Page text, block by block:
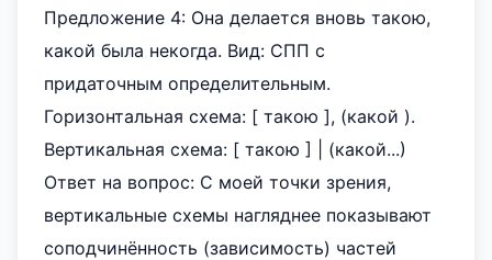
Предложение 4: Она делается вновь такою,
какой была некогда. Вид: СПП с
придаточным определительным.
Горизонтальная схема: [ такою ], (какой ).
Вертикальная схема: [ такою ] | (какой...)
Ответ на вопрос: С моей точки зрения,
вертикальные схемы нагляднее показывают
соподчинённость (зависимость) частей